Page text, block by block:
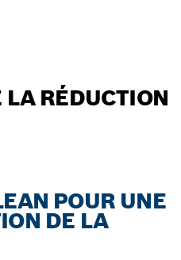
LA RÉDUCTION
POUR UNE
DE LA